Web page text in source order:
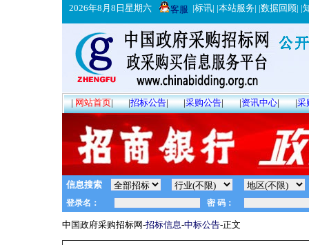
2026年8月8日星期六 客服 |标讯| |本站服务| |数据回顾| |
|网站首页| |招标公告| |采购公告| |资讯中心| |采
信息搜索
中国政府采购招标网-招标信息-中标公告-正文